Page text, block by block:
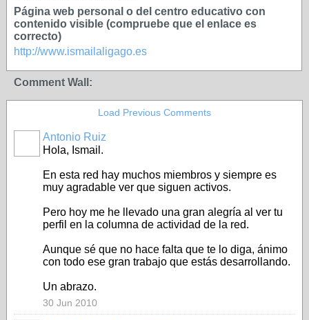
Página web personal o del centro educativo con
contenido visible (compruebe que el enlace es
correcto)
http://www.ismailaligago.es
Comment Wall:
Load Previous Comments
Antonio Ruiz
Hola, Ismail.
En esta red hay muchos miembros y siempre es
muy agradable ver que siguen activos.
Pero hoy me he llevado una gran alegría al ver tu
perfil en la columna de actividad de la red.
Aunque sé que no hace falta que te lo diga, ánimo
con todo ese gran trabajo que estás desarrollando.
Un abrazo.
30 Jun 2010